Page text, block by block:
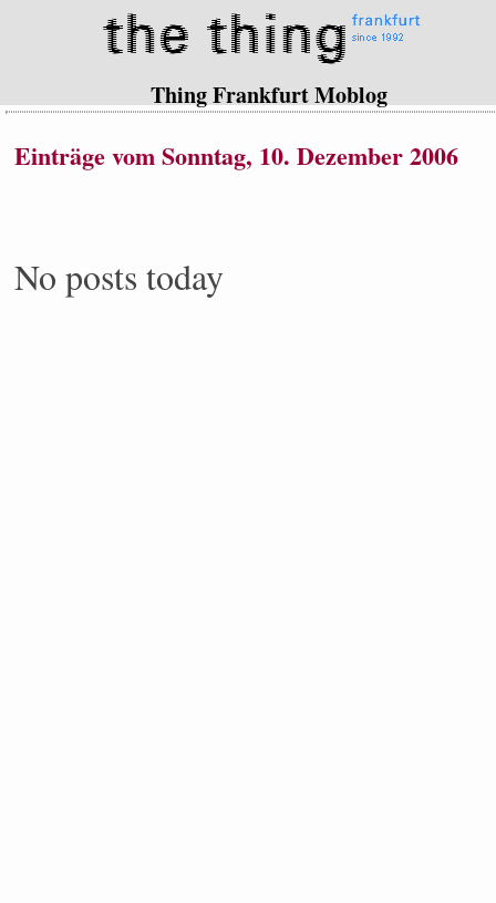
Thing Frankfurt Moblog
Einträge vom Sonntag, 10. Dezember 2006
No posts today